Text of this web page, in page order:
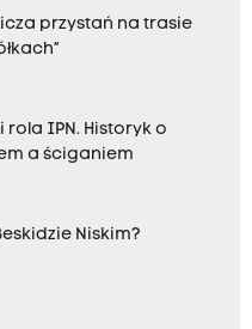
przystań na trasie
rola IPN. Historyk o
a ściganiem
Niskim?